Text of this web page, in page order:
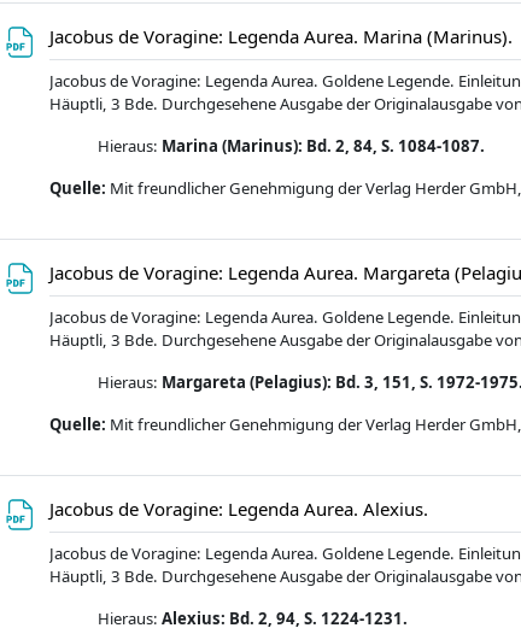
Jacobus de Voragine: Legenda Aurea. Marina (Marinus).
Jacobus de Voragine: Legenda Aurea. Goldene Legende.
Häuptli, 3 Bde. Durchgesehene Ausgabe der Originalausgabe
Hieraus: Marina (Marinus): Bd. 2, 84, S. 1084-1087.
Quelle: Mit freundlicher Genehmigung der Verlag Herder
Jacobus de Voragine: Legenda Aurea. Margareta
Jacobus de Voragine: Legenda Aurea. Goldene Legende.
Häuptli, 3 Bde. Durchgesehene Ausgabe der Originalausgabe
Hieraus: Margareta (Pelagius): Bd. 3, 151, S. 1972-1975.
Quelle: Mit freundlicher Genehmigung der Verlag Herder
Jacobus de Voragine: Legenda Aurea. Alexius.
Jacobus de Voragine: Legenda Aurea. Goldene Legende.
Häuptli, 3 Bde. Durchgesehene Ausgabe der Originalausgabe
Hieraus: Alexius: Bd. 2, 94, S. 1224-1231.